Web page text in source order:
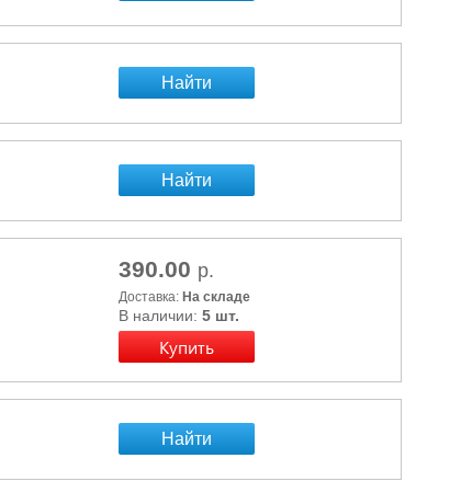
Найти
Найти
390.00 р.
Доставка: На складе
В наличии: 5 шт.
Найти